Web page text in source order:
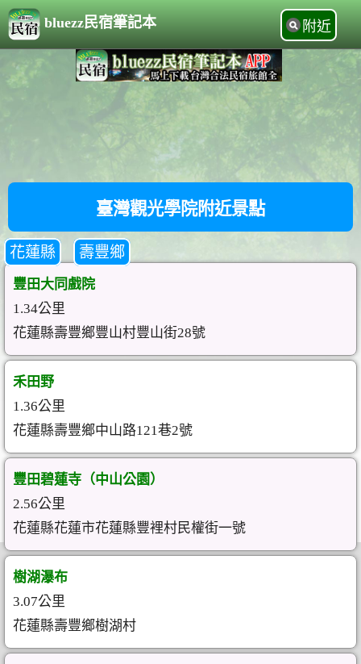
bluezz民宿筆記本 附近
臺灣觀光學院附近景點
花蓮縣 壽豐鄉
豐田大同戲院
1.34公里
花蓮縣壽豐鄉豐山村豐山街28號
禾田野
1.36公里
花蓮縣壽豐鄉中山路121巷2號
豐田碧蓮寺（中山公園）
2.56公里
花蓮縣花蓮市花蓮縣豐裡村民權街一號
樹湖瀑布
3.07公里
花蓮縣壽豐鄉樹湖村